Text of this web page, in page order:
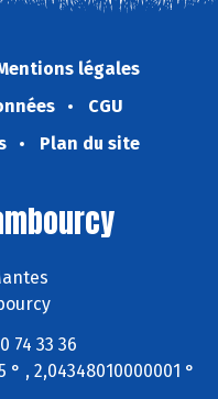
légales
CGU
Plan du site
74 33 36
, 2,04348010000001 °